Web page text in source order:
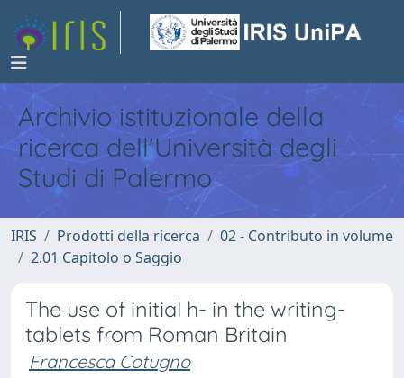
Archivio istituzionale della
ricerca dell'Università degli
Studi di Palermo
IRIS Prodotti della ricerca
02 - Contributo in volume
2.01 Capitolo o Saggio
The use of initial h- in the writing-
tablets from Roman Britain
Francesca Cotugno